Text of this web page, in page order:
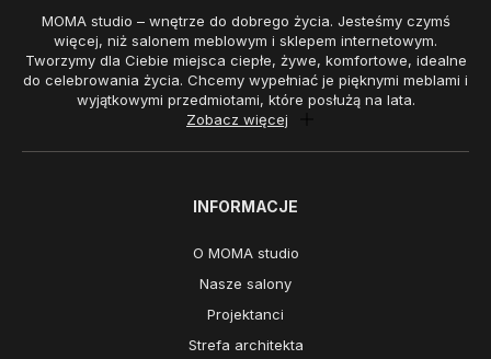
MOMA studio – wnętrze do dobrego życia. Jesteśmy czymś
więcej, niż salonem meblowym i sklepem internetowym.
Tworzymy dla Ciebie miejsca ciepłe, żywe, komfortowe, idealne
do celebrowania życia. Chcemy wypełniać je pięknymi meblami i
wyjątkowymi przedmiotami, które posłużą na lata.
Zobacz więcej
INFORMACJE
O MOMA studio
Nasze salony
Projektanci
Strefa architekta